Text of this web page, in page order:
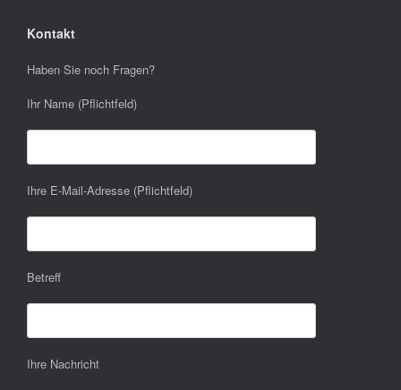
Kontakt
Haben Sie noch Fragen?
Ihr Name (Pflichtfeld)
Ihre E-Mail-Adresse (Pflichtfeld)
Betreff
Ihre Nachricht